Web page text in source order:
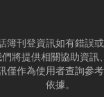
簿刊登資訊如有錯誤
們將提供相關協助資訊
僅作為使用者查詢參
依據。